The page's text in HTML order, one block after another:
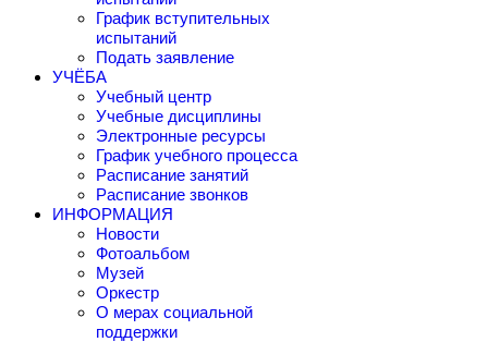
График вступительных
испытаний
Подать заявление
УЧЁБА
Учебный центр
Учебные дисциплины
Электронные ресурсы
График учебного процесса
Расписание занятий
Расписание звонков
ИНФОРМАЦИЯ
Новости
Фотоальбом
Музей
Оркестр
О мерах социальной
поддержки